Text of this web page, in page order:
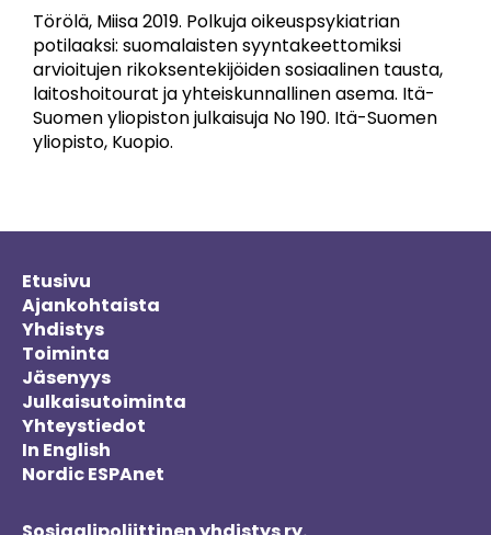
Törölä, Miisa 2019. Polkuja oikeuspsykiatrian
potilaaksi: suomalaisten syyntakeettomiksi
arvioitujen rikoksentekijöiden sosiaalinen tausta,
laitoshoitourat ja yhteiskunnallinen asema. Itä-
Suomen yliopiston julkaisuja No 190. Itä-Suomen
yliopisto, Kuopio.
Etusivu
Ajankohtaista
Yhdistys
Toiminta
Jäsenyys
Julkaisutoiminta
Yhteystiedot
In English
Nordic ESPAnet